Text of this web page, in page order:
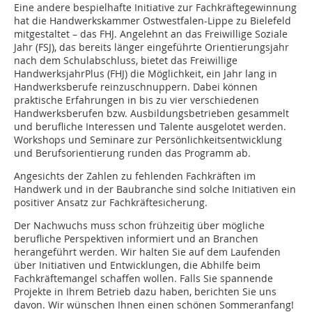
Eine andere bespielhafte Initiative zur Fachkräftegewinnung
hat die Handwerkskammer Ostwestfalen-Lippe zu Bielefeld
mitgestaltet – das FHJ. Angelehnt an das Freiwillige Soziale
Jahr (FSJ), das bereits länger eingeführte Orientierungsjahr
nach dem Schulabschluss, bietet das Freiwillige
HandwerksjahrPlus (FHJ) die Möglichkeit, ein Jahr lang in
Handwerksberufe reinzuschnuppern. Dabei können
praktische Erfahrungen in bis zu vier verschiedenen
Handwerksberufen bzw. Ausbildungsbetrieben gesammelt
und berufliche Interessen und Talente ausgelotet werden.
Workshops und Seminare zur Persönlichkeitsentwicklung
und Berufsorientierung runden das Programm ab.
Angesichts der Zahlen zu fehlenden Fachkräften im
Handwerk und in der Baubranche sind solche Initiativen ein
positiver Ansatz zur Fachkräftesicherung.
Der Nachwuchs muss schon frühzeitig über mögliche
berufliche Perspektiven informiert und an Branchen
herangeführt werden. Wir halten Sie auf dem Laufenden
über Initiativen und Entwicklungen, die Abhilfe beim
Fachkräftemangel schaffen wollen. Falls Sie spannende
Projekte in Ihrem Betrieb dazu haben, berichten Sie uns
davon. Wir wünschen Ihnen einen schönen Sommeranfang!